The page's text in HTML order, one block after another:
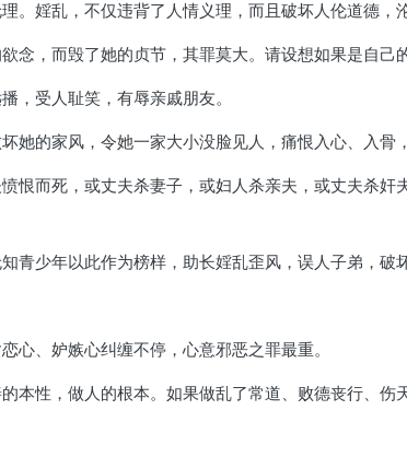
。婬乱，不仅违背了人情义理，而且破坏人伦道德，
念，而毁了她的贞节，其罪莫大。请设想如果是自己
，受人耻笑，有辱亲戚朋友。
她的家风，令她一家大小没脸见人，痛恨入心、入骨
恨而死，或丈夫杀妻子，或妇人杀亲夫，或丈夫杀
青少年以此作为榜样，助长婬乱歪风，误人子弟，破
心、妒嫉心纠缠不停，心意邪恶之罪最重。
本性，做人的根本。如果做乱了常道、败德丧行、